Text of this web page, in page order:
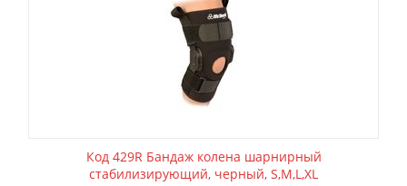
Код 429R Бандаж колена шарнирный
стабилизирующий, черный, S,M,L,XL